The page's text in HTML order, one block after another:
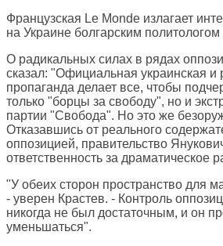
Французская Le Monde излагает
на Украине болгарским
О радикальных силах в рядах
сказал: "Официальная украинская и
пропаганда делает все, чтобы
только "борцы за свободу", но и
партии "Свобода". Но это же
Отказавшись от реального
оппозицией, правительство
ответственность за драматическое
"У обеих сторон пространство для
- уверен Крастев. - Контроль
никогда не был достаточным, и он
уменьшаться".